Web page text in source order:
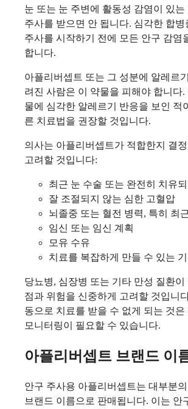
눈 또는 눈 주변에 활동성 감염이 있
주사를 받으면 안 됩니다. 심각한 합병
주사를 시작하기 전에 모든 안구 감염
합니다.
아플리버셉트 또는 그 성분에 알레르
려진 사람은 이 약물을 피해야 합니다
물에 심각한 알레르기 반응을 보인 적
른 치료법을 권장할 것입니다.
의사는 아플리버셉트가 적합한지 결
고려할 것입니다:
최근 눈 수술 또는 완전히 치유
잘 조절되지 않는 심한 고혈압
뇌졸중 또는 혈전 병력, 특히 최
임신 또는 임신 계획
모유 수유
치료를 복잡하게 만들 수 있는
당뇨병, 심장병 또는 기타 만성 질환이
점과 위험을 신중하게 고려할 것입니
동으로 치료를 받을 수 없게 되는 것
모니터링이 필요할 수 있습니다.
아플리버셉트 브랜드 이
안구 주사용 아플리버셉트는 대부분
브랜드 이름으로 판매됩니다. 이는 안